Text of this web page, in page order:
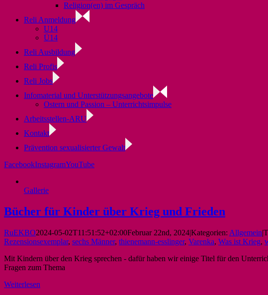
Religion(en) im Gespräch
Reli Anmeldung
U14
Ü14
Reli Ausbildung
Reli Profis
Reli Jobs
Infomaterial und Unterstützungsangebote
Ostern und Passion – Unterrichtsimpulse
Arbeitsstellen-ARU
Kontakt
Prävention sexualisierter Gewalt
FacebookInstagramYouTube
Gallerie
Bücher für Kinder über Krieg und Frieden
RuEKBO2024-05-02T11:51:52+02:00Februar 22nd, 2024|Kategorien: Allgemein|
Rezensionsexemplar, sechs Männer, thienemann-esslinger, Varenka, Was ist Krieg,
Mit Kindern über den Krieg sprechen - dafür haben wir einige Titel für den
Fragen zum Thema
Weiterlesen